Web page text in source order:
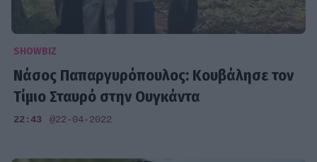
SHOWBIZ
Νάσος Παπαργυρόπουλος: Κουβάλησε τον
Τίμιο Σταυρό στην Ουγκάντα
22:43 @22-04-2022